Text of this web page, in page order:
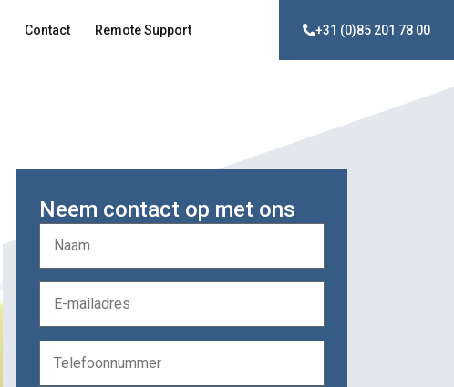
Contact Remote Support +31 (0)85 201 78 00
Neem contact op met ons